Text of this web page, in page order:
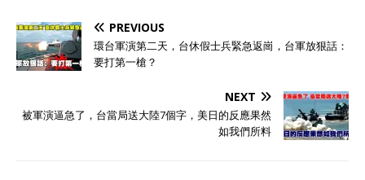
PREVIOUS
環台軍演第二天，台休假士兵緊急返崗，台軍放狠話：
要打第一槍？
NEXT
被軍演逼急了，台當局送大陸7個字，美日的反應果然
如我們所料